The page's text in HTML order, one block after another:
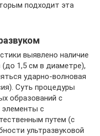
подходит эта
выявлено наличие
1,5 см в диаметре),
ударно-волновая
Суть процедуры
образований с
с
путем (с
ультразвуковой